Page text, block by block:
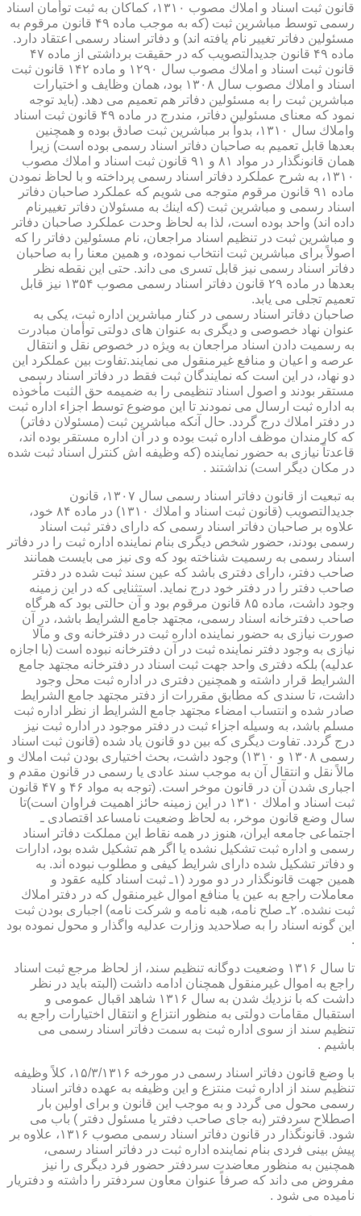
قانون ثبت اسناد و املاك مصوب ۱۳۱۰، كماكان به ثبت توأمان اسناد
رسمی توسط مباشرین ثبت (كه به موجب ماده ۴۹ قانون مرقوم به
مسئولین دفاتر تغییر نام یافته اند) و دفاتر اسناد رسمی اعتقاد دارد.
ماده ۴۹ قانون جدیدالتصویب كه در حقیقت برداشتی از ماده ۴۷
قانون ثبت اسناد و املاك مصوب سال ۱۲۹۰ و ماده ۱۴۲ قانون ثبت
اسناد و املاك مصوب سال ۱۳۰۸ بود، همان وظایف و اختیارات
مباشرین ثبت را به مسئولین دفاتر هم تعمیم می دهد. (باید توجه
نمود كه معنای مسئولین دفاتر، مندرج در ماده ۴۹ قانون ثبت اسناد
واملاك سال ۱۳۱۰، بدواً بر مباشرین ثبت صادق بوده و همچنین
بعدها قابل تعمیم به صاحبان دفاتر اسناد رسمی بوده است) زیرا
همان قانونگذار در مواد ۸۱ و ۹۱ قانون ثبت اسناد و املاك مصوب
۱۳۱۰، به شرح عملكرد دفاتر اسناد رسمی پرداخته و با لحاظ نمودن
ماده ۹۱ قانون مرقوم متوجه می شویم كه عملكرد صاحبان دفاتر
اسناد رسمی و مباشرین ثبت (كه اینك به مسئولان دفاتر تغییرنام
داده اند) واحد بوده است، لذا به لحاظ وحدت عملكرد صاحبان دفاتر
و مباشرین ثبت در تنظیم اسناد مراجعان، نام مسئولین دفاتر را كه
اصولاً برای مباشرین ثبت انتخاب نموده، و همین معنا را به صاحبان
دفاتر اسناد رسمی نیز قابل تسری می داند. حتی این نقطه نظر
بعدها در ماده ۲۹ قانون دفاتر اسناد رسمی مصوب ۱۳۵۴ نیز قابل
تعمیم تجلی می یابد.
صاحبان دفاتر اسناد رسمی در كنار مباشرین اداره ثبت، یكی به
عنوان نهاد خصوصی و دیگری به عنوان های دولتی توأمان مبادرت
به رسمیت دادن اسناد مراجعان به ویژه در خصوص نقل و انتقال
عرصه و اعیان و منافع غیرمنقول می نمایند.تفاوت بین عملكرد این
دو نهاد، در این است كه نمایندگان ثبت فقط در دفاتر اسناد رسمی
مستقر بودند و اصول اسناد تنظیمی را به ضمیمه حق الثبت مأخوذه
به اداره ثبت ارسال می نمودند تا این موضوع توسط اجزاء اداره ثبت
در دفتر املاك درج گردد. حال آنكه مباشرین ثبت (مسئولان دفاتر)
كه كارمندان موظف اداره ثبت بوده و در آن اداره مستقر بوده اند،
قاعدتاً نیازی به حضور نماینده (كه وظیفه اش كنترل اسناد ثبت شده
در مكان دیگر است) نداشتند .
به تبعیت از قانون دفاتر اسناد رسمی سال ۱۳۰۷، قانون
جدیدالتصویب (قانون ثبت اسناد و املاك ۱۳۱۰) در ماده ۸۴ خود،
علاوه بر صاحبان دفاتر اسناد رسمی كه دارای دفتر ثبت اسناد
رسمی بودند، حضور شخص دیگری بنام نماینده اداره ثبت را در دفاتر
اسناد رسمی به رسمیت شناخته بود كه وی نیز می بایست همانند
صاحب دفتر، دارای دفتری باشد كه عین سند ثبت شده در دفتر
صاحب دفتر را در دفتر خود درج نماید. استثنایی كه در این زمینه
وجود داشت، ماده ۸۵ قانون مرقوم بود و آن حالتی بود كه هرگاه
صاحب دفترخانه اسناد رسمی، مجتهد جامع الشرایط باشد، در آن
صورت نیازی به حضور نماینده اداره ثبت در دفترخانه وی و مآلا
نیازی به وجود دفتر نماینده ثبت در آن دفترخانه نبوده است (با اجازه
عدلیه) بلكه دفتری واحد جهت ثبت اسناد در دفترخانه مجتهد جامع
الشرایط قرار داشته و همچنین دفتری در اداره ثبت محل وجود
داشت، تا سندی كه مطابق مقررات از دفتر مجتهد جامع الشرایط
صادر شده و انتساب امضاء مجتهد جامع الشرایط از نظر اداره ثبت
مسلم باشد، به وسیله اجزاء ثبت در دفتر موجود در اداره ثبت نیز
درج گردد. تفاوت دیگری كه بین دو قانون یاد شده (قانون ثبت اسناد
رسمی ۱۳۰۸ و ۱۳۱۰) وجود داشت، بحث اختیاری بودن ثبت املاك و
مالاً نقل و انتقال آن به موجب سند عادی یا رسمی در قانون مقدم و
اجباری شدن آن در قانون موخر است. (توجه به مواد ۴۶ و ۴۷ قانون
ثبت اسناد و املاك ۱۳۱۰ در این زمینه حائز اهمیت فراوان است)تا
سال وضع قانون موخر، به لحاظ وضعیت نامساعد اقتصادی ـ
اجتماعی جامعه ایران، هنوز در همه نقاط این مملكت دفاتر اسناد
رسمی و اداره ثبت تشكیل نشده یا اگر هم تشكیل شده بود، ادارات
و دفاتر تشكیل شده دارای شرایط كیفی و مطلوب نبوده اند. به
همین جهت قانونگذار در دو مورد (۱ـ ثبت اسناد كلیه عقود و
معاملات راجع به عین یا منافع اموال غیرمنقول كه در دفتر املاك
ثبت نشده. ۲ـ صلح نامه، هبه نامه و شركت نامه) اجباری بودن ثبت
این گونه اسناد را به صلاحدید وزارت عدلیه واگذار و محول نموده بود
.
تا سال ۱۳۱۶ وضعیت دوگانه تنظیم سند، از لحاظ مرجع ثبت اسناد
راجع به اموال غیرمنقول همچنان ادامه داشت (البته باید در نظر
داشت كه با نزدیك شدن به سال ۱۳۱۶ شاهد اقبال عمومی و
استقبال مقامات دولتی به منظور انتزاع و انتقال اختیارات راجع به
تنظیم سند از سوی اداره ثبت به سمت دفاتر اسناد رسمی می
باشیم .
با وضع قانون دفاتر اسناد رسمی در مورخه ۱۵/۳/۱۳۱۶، كلاً وظیفه
تنظیم سند از اداره ثبت منتزع و این وظیفه به عهده دفاتر اسناد
رسمی محول می گردد و به موجب این قانون و برای اولین بار
اصطلاح سردفتر (به جای صاحب دفتر یا مسئول دفتر ) باب می
شود. قانونگذار در قانون دفاتر اسناد رسمی مصوب ۱۳۱۶، علاوه بر
پیش بینی فردی بنام نماینده اداره ثبت در دفاتر اسناد رسمی،
همچنین به منظور معاضدت سردفتر حضور فرد دیگری را نیز
مفروض می داند كه صرفاً عنوان معاون سردفتر را داشته و دفتریار
نامیده می شود .